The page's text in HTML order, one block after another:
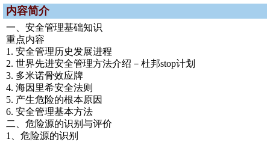
内容简介
一、安全管理基础知识
重点内容
1. 安全管理历史发展进程
2. 世界先进安全管理方法介绍－杜邦stop计划
3. 多米诺骨效应牌
4. 海因里希安全法则
5. 产生危险的根本原因
6. 安全管理基本方法
二、危险源的识别与评价
1、危险源的识别